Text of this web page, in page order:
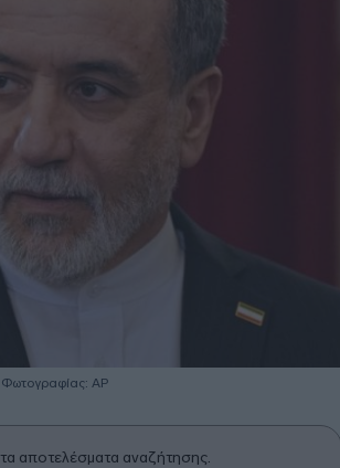
ΑΡ
αποτελέσματα αναζήτησης.